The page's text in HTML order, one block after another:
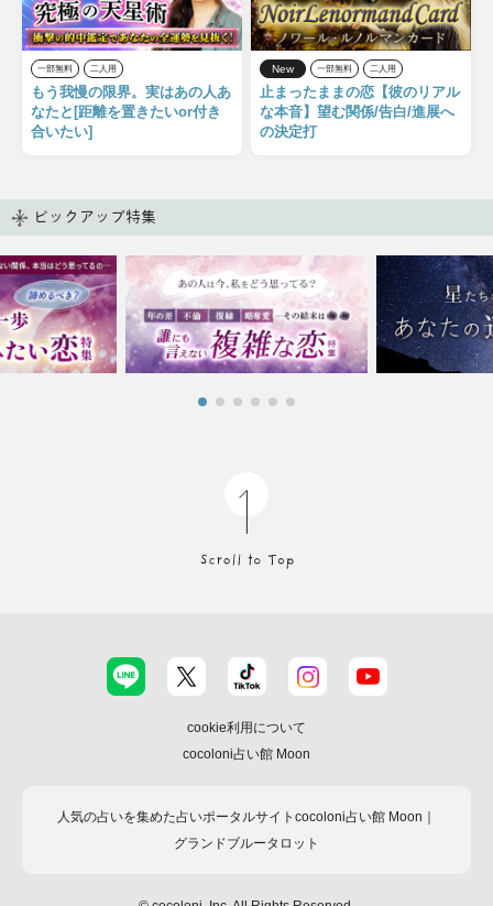
一部無料 二人用
もう我慢の限界。実はあの人あ
なたと[距離を置きたいor付き
合いたい]
New 一部無料 二人用
止まったままの恋【彼のリアル
な本音】望む関係/告白/進展へ
の決定打
ピックアップ特集
cookie利用について
cocoloni占い館 Moon
人気の占いを集めた占いポータルサイトcocoloni占い館 Moon｜
グランドブルータロット